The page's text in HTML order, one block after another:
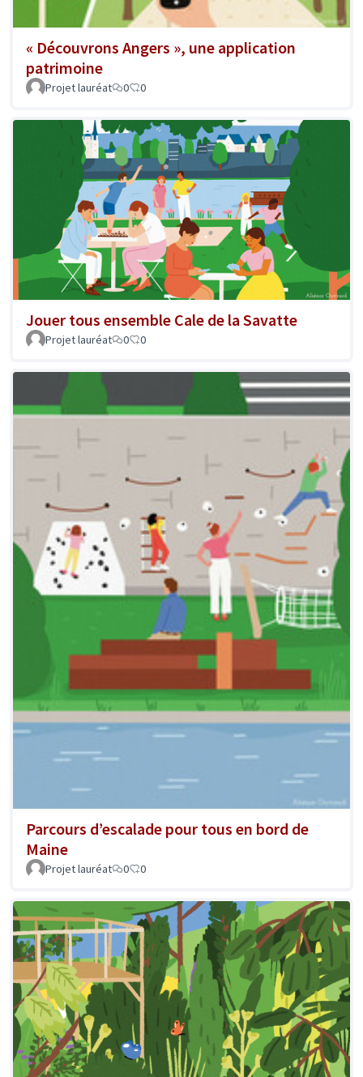
« Découvrons Angers », une application
patrimoine
Projet lauréat 0 0
Jouer tous ensemble Cale de la Savatte
Projet lauréat 0 0
Parcours d’escalade pour tous en bord de
Maine
Projet lauréat 0 0